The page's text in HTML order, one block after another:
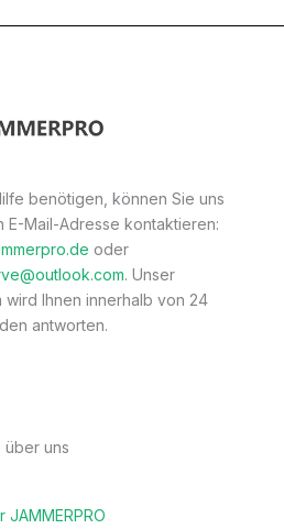
benötigen, können Sie uns
Mail-Adresse kontaktieren:
oder
. Unser
wird Ihnen innerhalb von 24
antworten.
über uns
JAMMERPRO